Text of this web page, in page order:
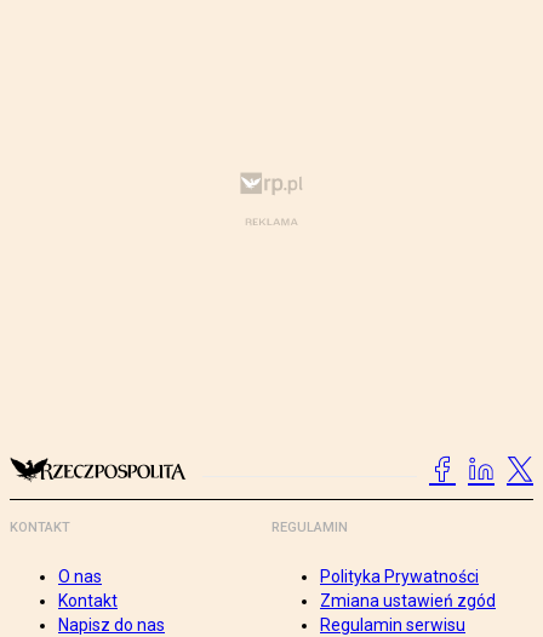
KONTAKT
O nas
Kontakt
Napisz do nas
REGULAMIN
Polityka Prywatności
Zmiana ustawień zgód
Regulamin serwisu